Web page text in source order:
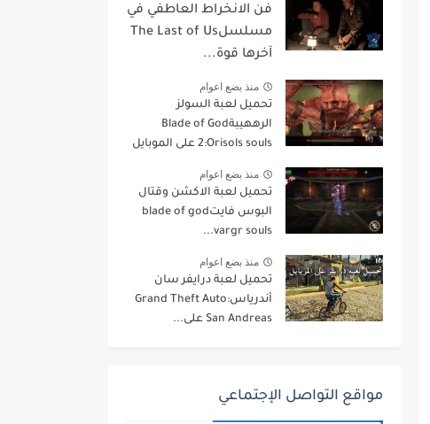
فن الانخراط العاطفي في
مسلسلThe Last of Us
آخرها قوة...
منذ بضع اعوام
تحميل لعبة السولز
الرههيبةBlade of God
2:Orisols souls على الموبايل
منذ بضع اعوام
تحميل لعبة الاكشن وقتال
البوس فايتblade of god
vargr souls...
منذ بضع اعوام
تحميل لعبة درايفر سان
أندرياسGrand Theft Auto:
San Andreas على...
مواقع التواصل الإجتماعي